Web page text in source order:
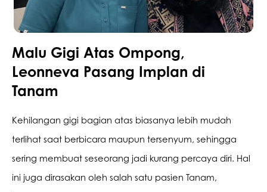
Articles
Promo &
Deals
Malu Gigi Atas Ompong,
Leonneva Pasang Implan di
Tanam
Kehilangan gigi bagian atas biasanya lebih mudah
terlihat saat berbicara maupun tersenyum, sehingga
sering membuat seseorang jadi kurang percaya diri. Hal
ini juga dirasakan oleh salah satu pasien Tanam,